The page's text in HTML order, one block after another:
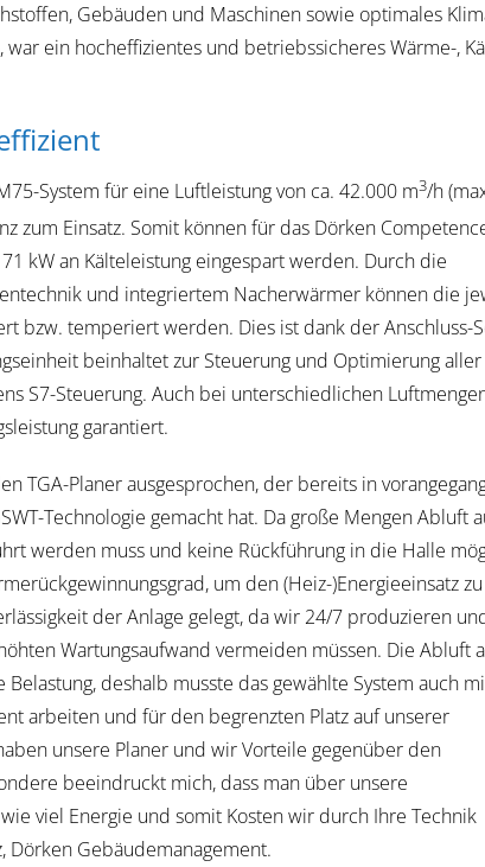
Gebäuden und Maschinen sowie optimales
ein hocheffizientes und betriebssicheres Wärme-,
System für eine Luftleistung von ca. 42.000 m3/h
zum Einsatz. Somit können für das Dörken
kW an Kälteleistung eingespart werden. Durch die
und integriertem Nacherwärmer können die
bzw. temperiert werden. Dies ist dank der Anschluss-
beinhaltet zur Steuerung und Optimierung aller
S7-Steuerung. Auch bei unterschiedlichen
garantiert.
TGA-Planer ausgesprochen, der bereits in
Technologie gemacht hat. Da große Mengen Abluft
werden muss und keine Rückführung in die Halle
um den (Heiz-)Energieeinsatz zu
der Anlage gelegt, da wir 24/7 produzieren
Wartungsaufwand vermeiden müssen. Die Abluft
deshalb musste das gewählte System auch
arbeiten und für den begrenzten Platz auf unserer
unsere Planer und wir Vorteile gegenüber den
beeindruckt mich, dass man über unsere
viel Energie und somit Kosten wir durch Ihre Technik
Dörken Gebäudemanagement.